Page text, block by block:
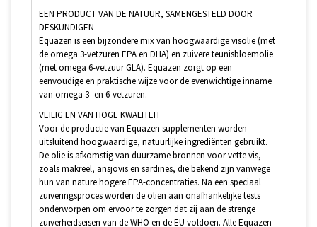
EEN PRODUCT VAN DE NATUUR, SAMENGESTELD DOOR
DESKUNDIGEN
Equazen is een bijzondere mix van hoogwaardige visolie (met
de omega 3-vetzuren EPA en DHA) en zuivere teunisbloemolie
(met omega 6-vetzuur GLA). Equazen zorgt op een
eenvoudige en praktische wijze voor de evenwichtige inname
van omega 3- en 6-vetzuren.
VEILIG EN VAN HOGE KWALITEIT
Voor de productie van Equazen supplementen worden
uitsluitend hoogwaardige, natuurlijke ingrediënten gebruikt.
De olie is afkomstig van duurzame bronnen voor vette vis,
zoals makreel, ansjovis en sardines, die bekend zijn vanwege
hun van nature hogere EPA-concentraties. Na een speciaal
zuiveringsproces worden de oliën aan onafhankelijke tests
onderworpen om ervoor te zorgen dat zij aan de strenge
zuiverheidseisen van de WHO en de EU voldoen. Alle Equazen